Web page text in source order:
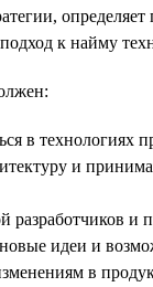
подход к найму
в технологиях
и
разработчиков и
идеи и
в